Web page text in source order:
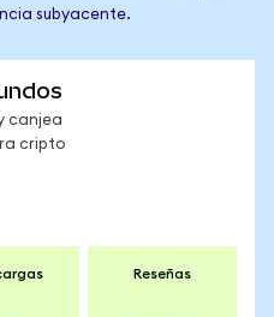
subyacente.
canjea
cripto
Reseñas